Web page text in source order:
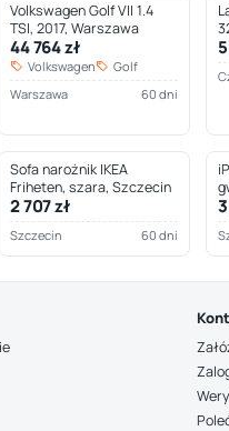
Volkswagen Golf VII 1.4
TSI, 2017, Warszawa
44 764 zł
Volkswagen
Golf
Warszawa
60 dni
Sofa narożnik IKEA
Friheten, szara, Szczecin
2 707 zł
Szczecin 60 dni